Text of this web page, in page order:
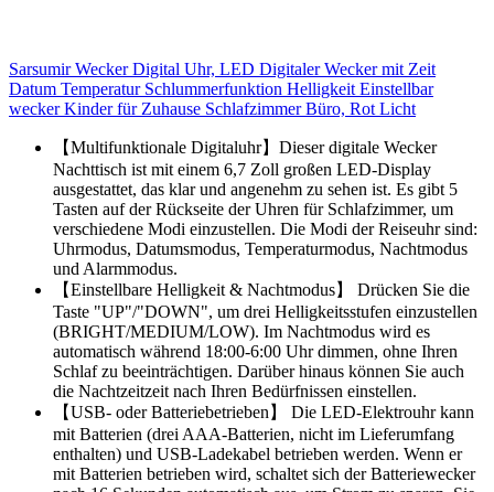
Sarsumir Wecker Digital Uhr, LED Digitaler Wecker mit Zeit
Datum Temperatur Schlummerfunktion Helligkeit Einstellbar
wecker Kinder für Zuhause Schlafzimmer Büro, Rot Licht
【Multifunktionale Digitaluhr】Dieser digitale Wecker
Nachttisch ist mit einem 6,7 Zoll großen LED-Display
ausgestattet, das klar und angenehm zu sehen ist. Es gibt 5
Tasten auf der Rückseite der Uhren für Schlafzimmer, um
verschiedene Modi einzustellen. Die Modi der Reiseuhr sind:
Uhrmodus, Datumsmodus, Temperaturmodus, Nachtmodus
und Alarmmodus.
【Einstellbare Helligkeit & Nachtmodus】 Drücken Sie die
Taste "UP"/"DOWN", um drei Helligkeitsstufen einzustellen
(BRIGHT/MEDIUM/LOW). Im Nachtmodus wird es
automatisch während 18:00-6:00 Uhr dimmen, ohne Ihren
Schlaf zu beeinträchtigen. Darüber hinaus können Sie auch
die Nachtzeitzeit nach Ihren Bedürfnissen einstellen.
【USB- oder Batteriebetrieben】 Die LED-Elektrouhr kann
mit Batterien (drei AAA-Batterien, nicht im Lieferumfang
enthalten) und USB-Ladekabel betrieben werden. Wenn er
mit Batterien betrieben wird, schaltet sich der Batteriewecker